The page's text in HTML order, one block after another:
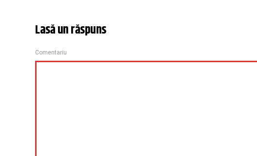
Lasă un răspuns
Comentariu